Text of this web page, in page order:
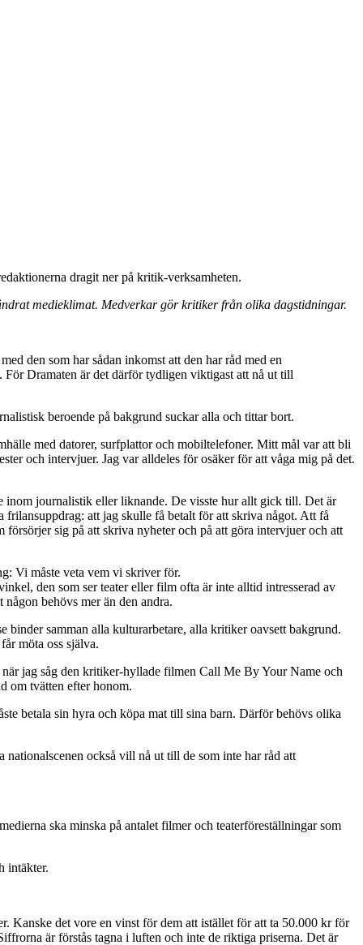
dragit ner på kritik-verksamheten.
medieklimat. Medverkar gör kritiker från olika dagstidningar.
den som har sådan inkomst att den har råd med en
Dramaten är det därför tydligen viktigast att nå ut till
beroende på bakgrund suckar alla och tittar bort.
med datorer, surfplattor och mobiltelefoner. Mitt mål var att bli
och intervjuer. Jag var alldeles för osäker för att våga mig på det.
inom journalistik eller liknande. De visste hur allt gick till. Det är
att jag skulle få betalt för att skriva något. Att få
sig på att skriva nyheter och på att göra intervjuer och att
Vi måste veta vem vi skriver för.
den som ser teater eller film ofta är inte alltid intresserad av
behövs mer än den andra.
samman alla kulturarbetare, alla kritiker oavsett bakgrund.
möta oss själva.
jag såg den kritiker-hyllade filmen Call Me By Your Name och
om tvätten efter honom.
betala sin hyra och köpa mat till sina barn. Därför behövs olika
också vill nå ut till de som inte har råd att
ska minska på antalet filmer och teaterföreställningar som
intäkter.
Kanske det vore en vinst för dem att istället för att ta 50.000 kr för
är förstås tagna i luften och inte de riktiga priserna. Det är